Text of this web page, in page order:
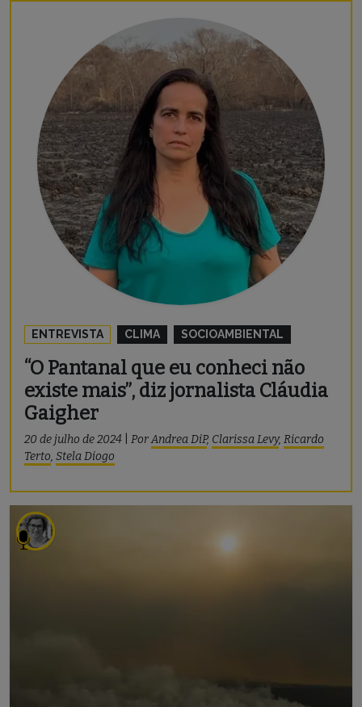
ENTREVISTA CLIMA SOCIOAMBIENTAL
“O Pantanal que eu conheci não
existe mais”, diz jornalista Cláudia
Gaigher
20 de julho de 2024 PorAndrea DiP, Clarissa Levy, Ricardo
Terto, Stela Diogo